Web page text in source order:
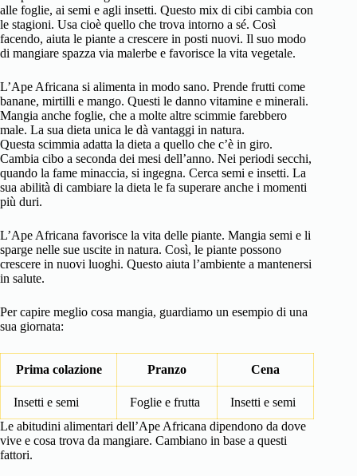
alle foglie, ai semi e agli insetti. Questo mix di cibi cambia con
le stagioni. Usa cioè quello che trova intorno a sé. Così
facendo, aiuta le piante a crescere in posti nuovi. Il suo modo
di mangiare spazza via malerbe e favorisce la vita vegetale.
L’Ape Africana si alimenta in modo sano. Prende frutti come
banane, mirtilli e mango. Questi le danno vitamine e minerali.
Mangia anche foglie, che a molte altre scimmie farebbero
male. La sua dieta unica le dà vantaggi in natura.
Questa scimmia adatta la dieta a quello che c’è in giro.
Cambia cibo a seconda dei mesi dell’anno. Nei periodi secchi,
quando la fame minaccia, si ingegna. Cerca semi e insetti. La
sua abilità di cambiare la dieta le fa superare anche i momenti
più duri.
L’Ape Africana favorisce la vita delle piante. Mangia semi e li
sparge nelle sue uscite in natura. Così, le piante possono
crescere in nuovi luoghi. Questo aiuta l’ambiente a mantenersi
in salute.
Per capire meglio cosa mangia, guardiamo un esempio di una
sua giornata:
Prima colazione Pranzo Cena
Insetti e semi Foglie e frutta
Insetti e semi
Le abitudini alimentari dell’Ape Africana dipendono da dove
vive e cosa trova da mangiare. Cambiano in base a questi
fattori.